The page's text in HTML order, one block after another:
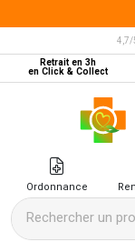
4,7/
Retrait en 3h
en Click & Collect
Ordonnance